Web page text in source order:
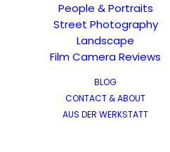
People & Portraits
Street Photography
Landscape
Film Camera Reviews
BLOG
CONTACT & ABOUT
AUS DER WERKSTATT